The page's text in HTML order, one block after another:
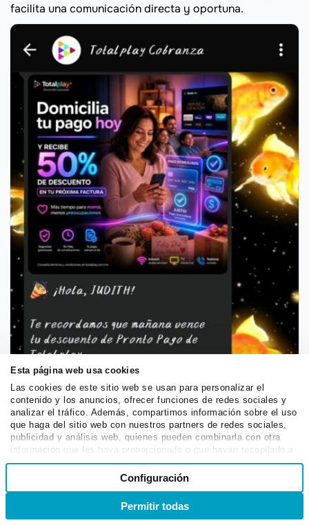
Esta página web usa cookies
Las cookies de este sitio web se usan para personalizar el
contenido y los anuncios, ofrecer funciones de redes sociales y
analizar el tráfico. Además, compartimos información sobre el uso
que haga del sitio web con nuestros partners de redes sociales,
publicidad y análisis web, quienes pueden combinarla con otra
información que les haya proporcionado o que hayan recopilado a
partir del uso que haya hecho de sus servicios.
Selección
consentimiento
Preferencias
Configuración
Permitir todas
facilita una comunicación directa y oportuna.